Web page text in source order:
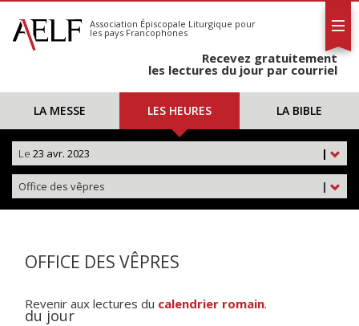
S'abonner
Calendrier
Association Épiscopale Liturgique pour
les pays Francophones
Recevez gratuitement
les lectures du jour par courriel
LA MESSE LES HEURES LA BIBLE
|
Le 23 avr. 2023
|
Office des vêpres
OFFICE DES VÊPRES
Revenir aux lectures du calendrier romain.
du jour